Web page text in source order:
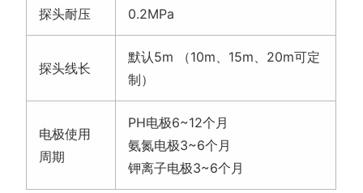
探头耐压 0.2MPa
探头线长
默认5m （10m、15m、20m可定
制）
电极使用
周期
PH电极6~12个月
氨氮电极3~6个月
钾离子电极3~6个月